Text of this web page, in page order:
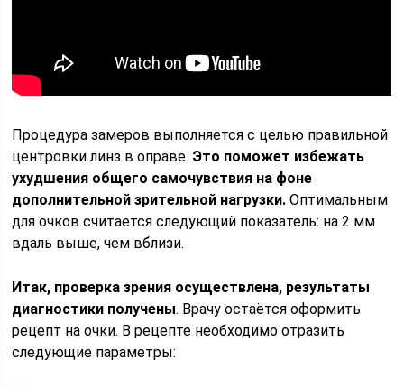
Процедура замеров выполняется с целью правильной
центровки линз в оправе. Это поможет избежать
ухудшения общего самочувствия на фоне
дополнительной зрительной нагрузки. Оптимальным
для очков считается следующий показатель: на 2 мм
вдаль выше, чем вблизи.
Итак, проверка зрения осуществлена, результаты
диагностики получены. Врачу остаётся оформить
рецепт на очки. В рецепте необходимо отразить
следующие параметры: